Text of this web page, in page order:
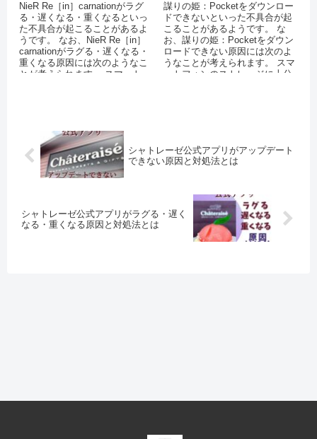
NieR Re［in］carnationがラグ
る・遅くなる・重くなるといっ
た不具合が起こることがあるよ
うです。 なお、NieR Re［in］
carnationがラグる・遅くなる・
重くなる原因には次のようなこ
とが考えられます。 スマート
謀りの姫：Pocketをダウンロー
ドできないといった不具合が起
こることがあるようです。 な
お、謀りの姫：Pocketをダウン
ロードできない原因には次のよ
うなことが考えられます。 スマ
ートフォンのストレージに十分
シャトレーゼ公式アプリがアップデート
できない原因と対処法とは
シャトレーゼ公式アプリがラグる・遅く
なる・重くなる原因と対処法とは